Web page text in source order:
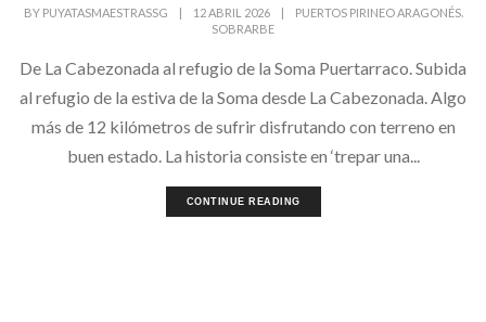
BY PUYATASMAESTRASSG 12 ABRIL 2026 PUERTOS PIRINEO ARAGONÉS,
SOBRARBE
De La Cabezonada al refugio de la Soma Puertarraco. Subida
al refugio de la estiva de la Soma desde La Cabezonada. Algo
más de 12 kilómetros de sufrir disfrutando con terreno en
buen estado. La historia consiste en ‘trepar una...
CONTINUE READING